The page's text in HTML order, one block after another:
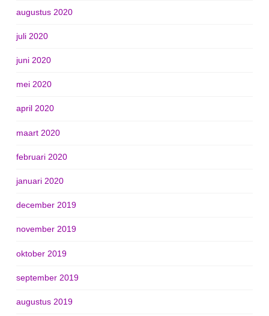
augustus 2020
juli 2020
juni 2020
mei 2020
april 2020
maart 2020
februari 2020
januari 2020
december 2019
november 2019
oktober 2019
september 2019
augustus 2019